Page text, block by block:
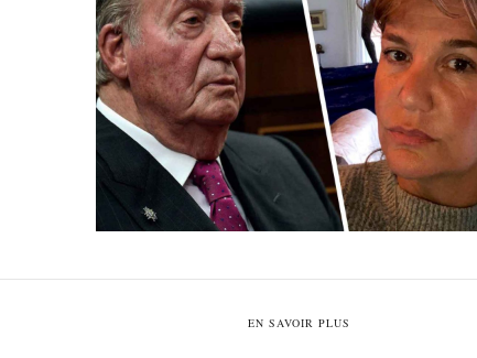
EN SAVOIR PLUS